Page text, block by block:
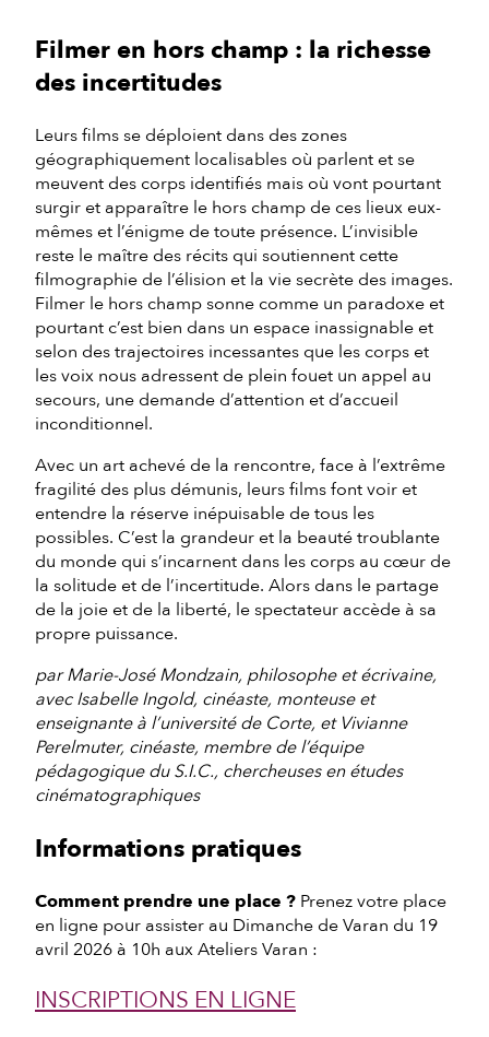
Filmer en hors champ : la richesse
des incertitudes
Leurs films se déploient dans des zones
géographiquement localisables où parlent et se
meuvent des corps identifiés mais où vont pourtant
surgir et apparaître le hors champ de ces lieux eux-
mêmes et l’énigme de toute présence. L’invisible
reste le maître des récits qui soutiennent cette
filmographie de l’élision et la vie secrète des images.
Filmer le hors champ sonne comme un paradoxe et
pourtant c’est bien dans un espace inassignable et
selon des trajectoires incessantes que les corps et
les voix nous adressent de plein fouet un appel au
secours, une demande d’attention et d’accueil
inconditionnel.
Avec un art achevé de la rencontre, face à l’extrême
fragilité des plus démunis, leurs films font voir et
entendre la réserve inépuisable de tous les
possibles. C’est la grandeur et la beauté troublante
du monde qui s’incarnent dans les corps au cœur de
la solitude et de l’incertitude. Alors dans le partage
de la joie et de la liberté, le spectateur accède à sa
propre puissance.
par Marie-José Mondzain, philosophe et écrivaine,
avec Isabelle Ingold, cinéaste, monteuse et
enseignante à l’université de Corte, et Vivianne
Perelmuter, cinéaste, membre de l’équipe
pédagogique du S.I.C., chercheuses en études
cinématographiques
Informations pratiques
Comment prendre une place ? Prenez votre place
en ligne pour assister au Dimanche de Varan du 19
avril 2026 à 10h aux Ateliers Varan :
INSCRIPTIONS EN LIGNE